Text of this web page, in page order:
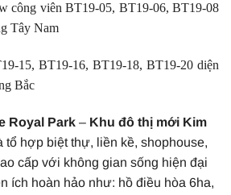
công viên BT19-05, BT19-06, BT19-08
Tây Nam
15, BT19-16, BT19-18, BT19-20 diện
Bắc
Royal Park – Khu đô thị mới Kim
tổ hợp biệt thự, liền kề, shophouse,
cấp với không gian sống hiện đại
ích hoàn hảo như: hồ điều hòa 6ha,